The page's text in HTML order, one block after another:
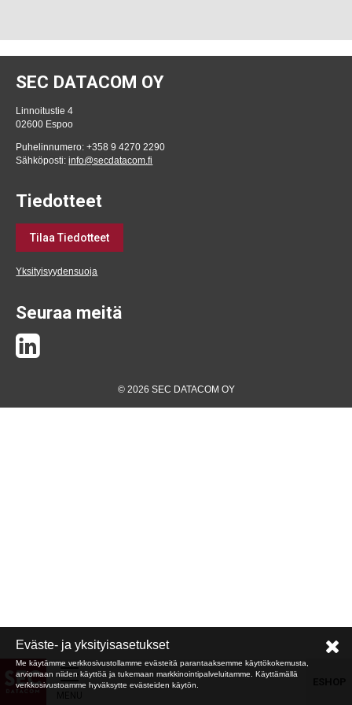
SEC DATACOM OY
Linnoitustie 4
02600 Espoo
Puhelinnumero: +358 9 4270 2290
Sähköposti:info@secdatacom.fi
Tiedotteet
Tilaa Tiedotteet
Yksityisyydensuoja
Seuraa meitä
© 2026 SEC DATACOM OY
Eväste- ja yksityisasetukset
Me käytämme verkkosivustollamme evästeitä parantaaksemme käyttökokemusta,
arviomaan niiden käyttöä ja tukemaan markkinointipalveluitamme. Käyttämällä
verkkosivustoamme hyväksytte evästeiden käytön.